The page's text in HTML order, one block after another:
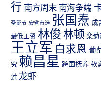
行 南方周末 南海争端
圣诞节 安省市选 张国焘 成
最低工资 林俊 林顿 栾菊
王立军 白求恩 葡
究 赖昌星 跨国抚养 软
莲 龙虾